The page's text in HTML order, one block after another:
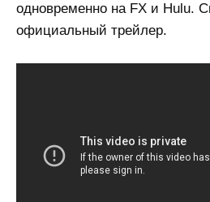
одновременно на FX и Hulu.
официальный трейлер.